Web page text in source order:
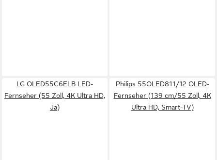
LG OLED55C6ELB LED-
Fernseher (55 Zoll, 4K Ultra HD,
Ja)
Philips 55OLED811/12 OLED-
Fernseher (139 cm/55 Zoll, 4K
Ultra HD, Smart-TV)